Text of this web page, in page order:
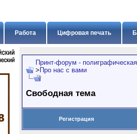
Цифровая печать
Работа
Принт-форум -
> Про нас с вами
Свободная тема
Регистрация